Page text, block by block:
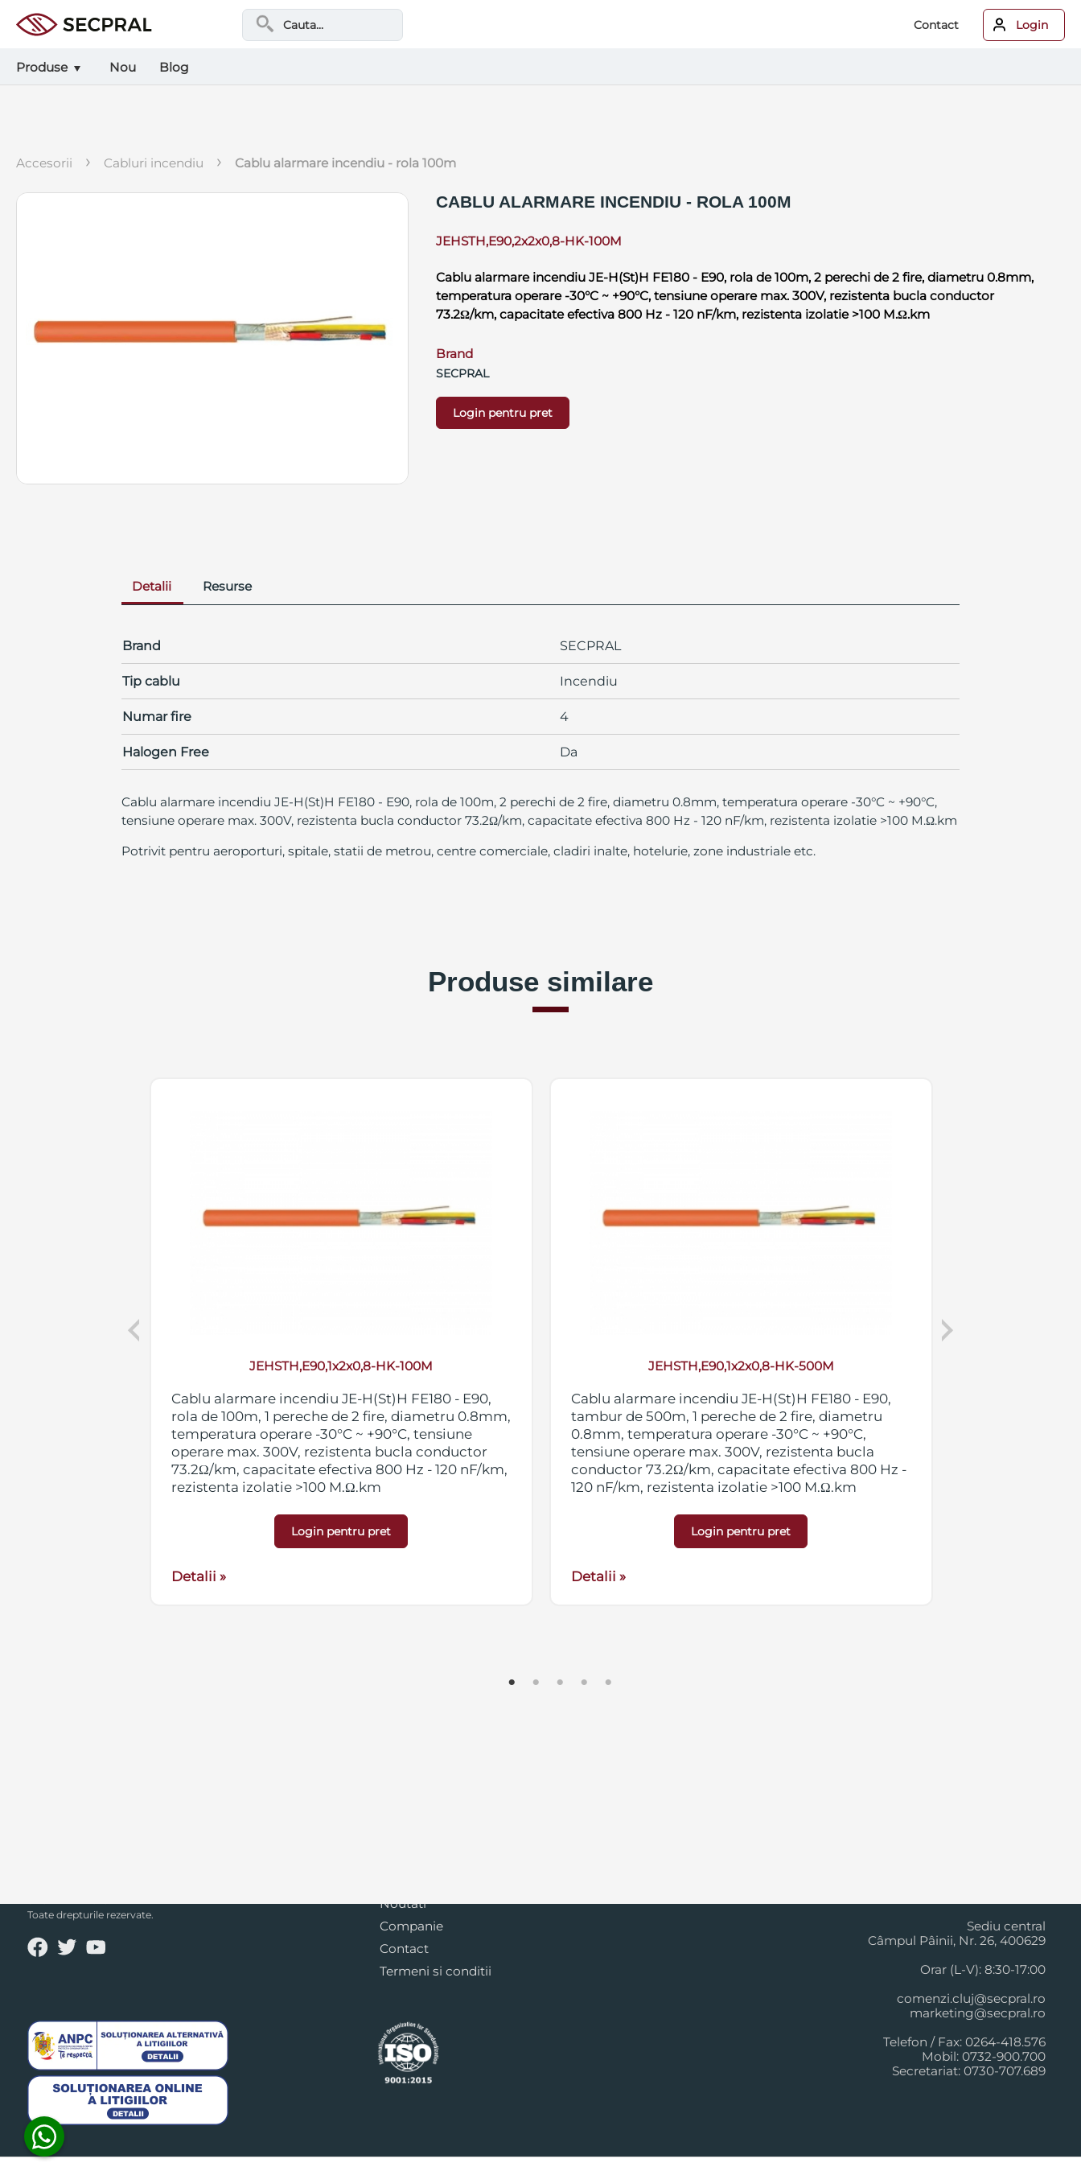
Contact Login
Produse Nou Blog
accesorii › cabluri incendiu › cablu alarmare incendiu - rola 100m
CABLU ALARMARE INCENDIU - ROLA 100M
JEHSTH,E90,2x2x0,8-HK-100M
Cablu alarmare incendiu JE-H(St)H FE180 - E90, rola de 100m, 2 perechi de 2 fire, diametru 0.8mm,
temperatura operare -30°C ~ +90°C, tensiune operare max. 300V, rezistenta bucla conductor
73.2Ω/km, capacitate efectiva 800 Hz - 120 nF/km, rezistenta izolatie >100 M.Ω.km
Brand
SECPRAL
Login pentru pret
Detalii Resurse
Brand SECPRAL
Tip cablu Incendiu
Numar fire 4
Halogen Free Da
Cablu alarmare incendiu JE-H(St)H FE180 - E90, rola de 100m, 2 perechi de 2 fire, diametru 0.8mm, temperatura operare -30°C ~ +90°C,
tensiune operare max. 300V, rezistenta bucla conductor 73.2Ω/km, capacitate efectiva 800 Hz - 120 nF/km, rezistenta izolatie >100 M.Ω.km
Potrivit pentru aeroporturi, spitale, statii de metrou, centre comerciale, cladiri inalte, hotelurie, zone industriale etc.
Produse similare
Previous
JEHSTH,E90,1x2x0,8-HK-100M
Cablu alarmare incendiu JE-H(St)H FE180 - E90,
rola de 100m, 1 pereche de 2 fire, diametru 0.8mm,
temperatura operare -30°C ~ +90°C, tensiune
operare max. 300V, rezistenta bucla conductor
73.2Ω/km, capacitate efectiva 800 Hz - 120 nF/km,
rezistenta izolatie >100 M.Ω.km
Login pentru pret
Detalii »
JEHSTH,E90,1x2x0,8-HK-500M
Cablu alarmare incendiu JE-H(St)H FE180 - E90,
tambur de 500m, 1 pereche de 2 fire, diametru
0.8mm, temperatura operare -30°C ~ +90°C,
tensiune operare max. 300V, rezistenta bucla
conductor 73.2Ω/km, capacitate efectiva 800 Hz -
120 nF/km, rezistenta izolatie >100 M.Ω.km
Login pentru pret
Detalii »
Next
Toate drepturile rezervate.
Noutati
Companie
Contact
Termeni si conditii
Sediu central
Câmpul Pâinii, Nr. 26, 400629
Orar (L-V): 8:30-17:00
comenzi.cluj@secpral.ro
marketing@secpral.ro
Telefon / Fax: 0264-418.576
Mobil: 0732-900.700
Secretariat: 0730-707.689